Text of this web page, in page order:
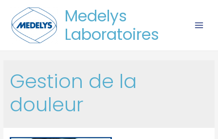
Medelys
Laboratoires
Gestion de la
douleur